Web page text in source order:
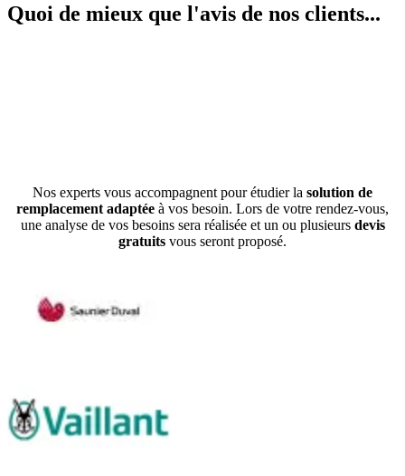
Quoi de mieux que l'avis de nos clients...
Nos experts vous accompagnent pour étudier la solution de
remplacement adaptée à vos besoin. Lors de votre rendez-vous,
une analyse de vos besoins sera réalisée et un ou plusieurs devis
gratuits vous seront proposé.